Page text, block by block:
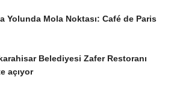
Yolunda Mola Noktası: Café de Paris
Belediyesi Zafer Restoranı
açıyor